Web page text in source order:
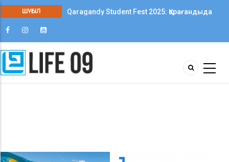
ШҰҒЫЛ
Qaragandy Student Fest 2025: Қарағандыда